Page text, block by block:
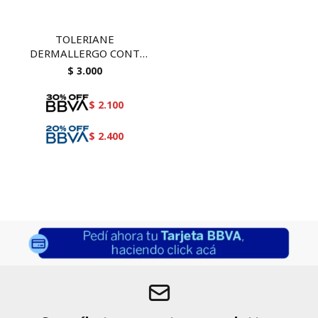
TOLERIANE
DERMALLERGO CONT
OJOS 20 ML
$ 3.000
$ 2.100
$ 2.400